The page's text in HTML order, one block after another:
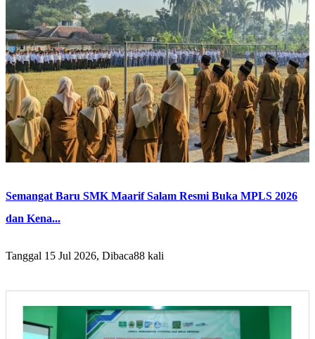
Semangat Baru SMK Maarif Salam Resmi Buka MPLS 2026
dan Kena...
Tanggal 15 Jul 2026, Dibaca88 kali